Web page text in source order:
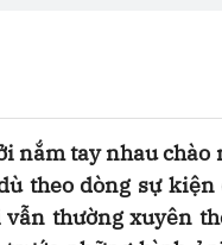
nắm tay nhau
theo dòng sự
thường xuyên